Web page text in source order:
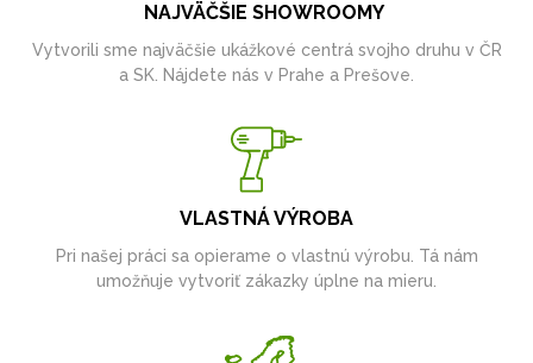
NAJVÄČŠIE SHOWROOMY
Vytvorili sme najväčšie ukážkové centrá svojho druhu v ČR
a SK. Nájdete nás v Prahe a Prešove.
VLASTNÁ VÝROBA
Pri našej práci sa opierame o vlastnú výrobu. Tá nám
umožňuje vytvoriť zákazky úplne na mieru.